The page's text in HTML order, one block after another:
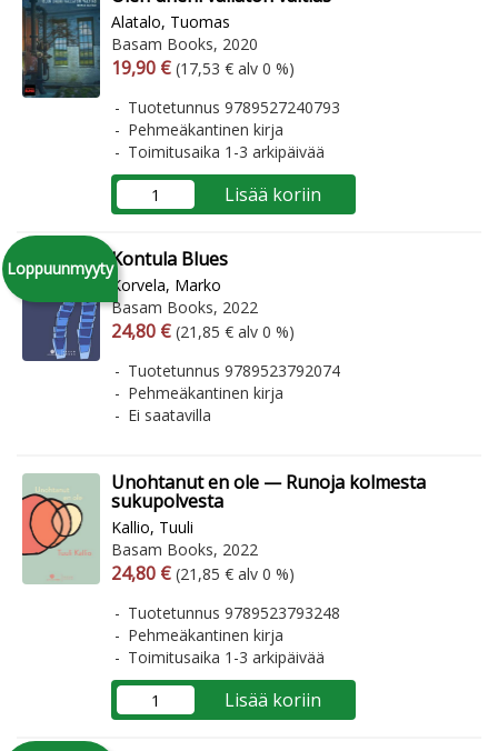
Alatalo, Tuomas
Basam Books, 2020
Arvonlisäverollinen hinta
19,90 € Arvonlisäveroton hinta
(17,53 € alv 0 %)
Tuotetunnus 9789527240793
Pehmeäkantinen kirja
Toimitusaika 1-3 arkipäivää
Lisää koriin
LoppuunmyytyKontula Blues
Korvela, Marko
Basam Books, 2022
Arvonlisäverollinen hinta
24,80 € Arvonlisäveroton hinta
(21,85 € alv 0 %)
Tuotetunnus 9789523792074
Pehmeäkantinen kirja
Ei saatavilla
Unohtanut en ole — Runoja kolmesta
sukupolvesta
Kallio, Tuuli
Basam Books, 2022
Arvonlisäverollinen hinta
24,80 € Arvonlisäveroton hinta
(21,85 € alv 0 %)
Tuotetunnus 9789523793248
Pehmeäkantinen kirja
Toimitusaika 1-3 arkipäivää
Lisää koriin